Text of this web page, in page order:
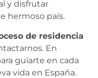
y disfrutar
hermoso país.
de residencia
En
guiarte en cada
vida en España.